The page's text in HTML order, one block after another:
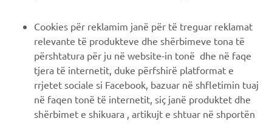
PIÙ YAMAHA
SUPPORTO
NEWSLETTER
Cookies për reklamim janë për të treguar reklamat
relevante të produkteve dhe shërbimeve tona të
përshtatura për ju në website-in tonë dhe në faqe
tjera të internetit, duke përfshirë platformat e
rrjetet sociale si Facebook, bazuar në shfletimin tuaj
në faqen tonë të internetit, siç janë produktet dhe
shërbimet e shikuara , artikujt e shtuar në shportën